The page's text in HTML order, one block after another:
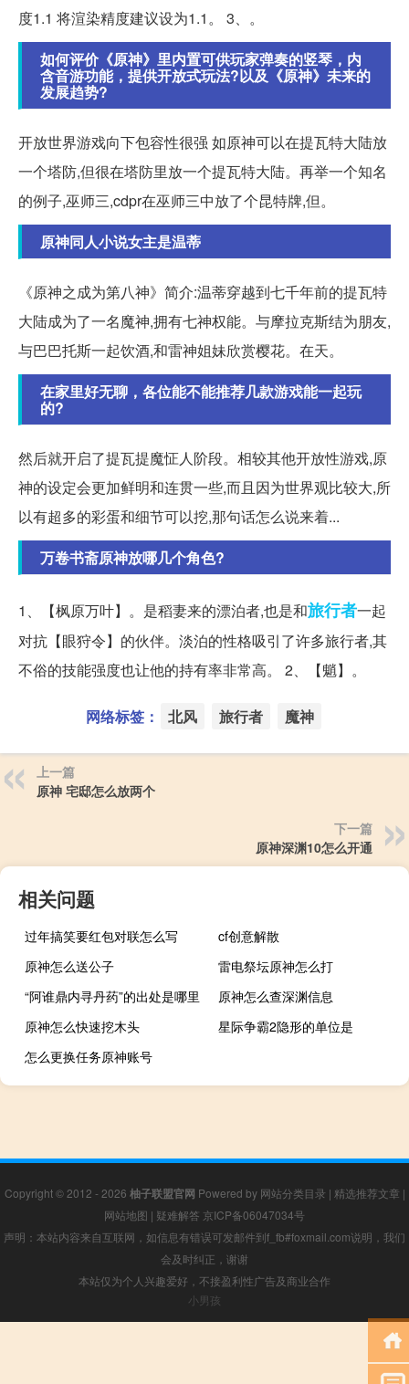
度1.1 将渲染精度建议设为1.1。 3、。
如何评价《原神》里内置可供玩家弹奏的竖琴，内
含音游功能，提供开放式玩法?以及《原神》未来的
发展趋势?
开放世界游戏向下包容性很强 如原神可以在提瓦特大陆放
一个塔防,但很在塔防里放一个提瓦特大陆。再举一个知名
的例子,巫师三,cdpr在巫师三中放了个昆特牌,但。
原神同人小说女主是温蒂
《原神之成为第八神》简介:温蒂穿越到七千年前的提瓦特
大陆成为了一名魔神,拥有七神权能。与摩拉克斯结为朋友,
与巴巴托斯一起饮酒,和雷神姐妹欣赏樱花。在天。
在家里好无聊，各位能不能推荐几款游戏能一起玩
的?
然后就开启了提瓦提魔怔人阶段。相较其他开放性游戏,原
神的设定会更加鲜明和连贯一些,而且因为世界观比较大,所
以有超多的彩蛋和细节可以挖,那句话怎么说来着...
万卷书斋原神放哪几个角色?
1、【枫原万叶】。是稻妻来的漂泊者,也是和旅行者一起
对抗【眼狩令】的伙伴。淡泊的性格吸引了许多旅行者,其
不俗的技能强度也让他的持有率非常高。 2、【魈】。
网络标签： 北风 旅行者 魔神
上一篇
原神 宅邸怎么放两个
下一篇
原神深渊10怎么开通
相关问题
过年搞笑要红包对联怎么写
cf创意解散
原神怎么送公子
雷电祭坛原神怎么打
“阿谁鼎内寻丹药”的出处是哪里
原神怎么查深渊信息
原神怎么快速挖木头
星际争霸2隐形的单位是
怎么更换任务原神账号
Copyright © 2012 - 2026 柚子联盟官网 Powered by 网站分类目录 | 精选推荐文章 |
网站地图 | 疑难解答 京ICP备06047034号
声明：本站内容来自互联网，如信息有错误可发邮件到f_fb#foxmail.com说明，我们
会及时纠正，谢谢
本站仅为个人兴趣爱好，不接盈利性广告及商业合作
小男孩